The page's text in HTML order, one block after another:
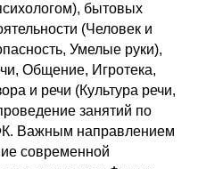
бытовых
(Человек и
Умелые руки),
Общение, Игротека,
и речи (Культура речи,
занятий по
Важным направлением
современной